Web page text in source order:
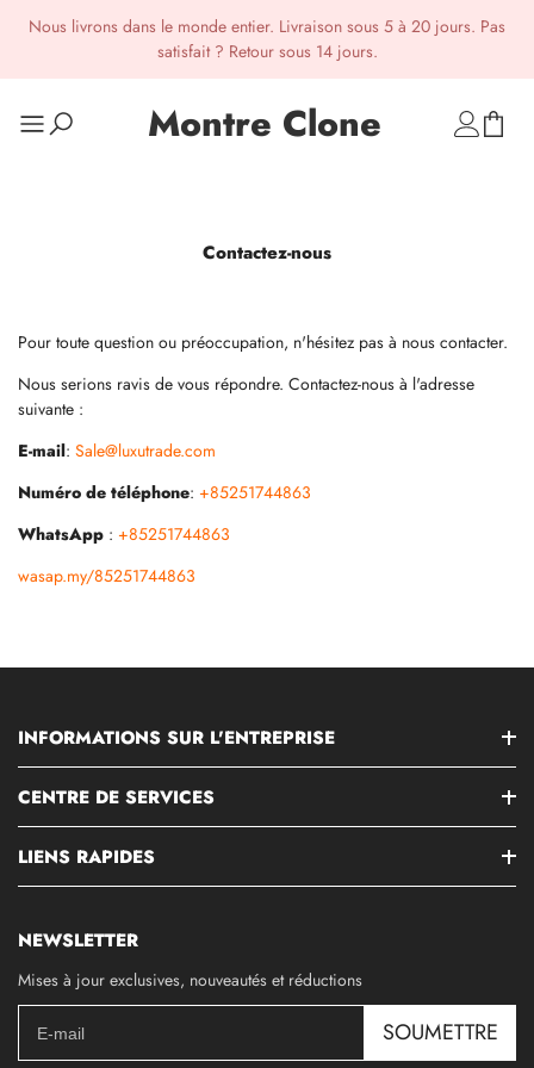
Nous livrons dans le monde entier. Livraison sous 5 à 20 jours. Pas
satisfait ? Retour sous 14 jours.
Montre Clone
Contactez-nous
Pour toute question ou préoccupation, n'hésitez pas à nous contacter.
Nous serions ravis de vous répondre. Contactez-nous à l'adresse
suivante :
E-mail: Sale@luxutrade.com
Numéro de téléphone: +85251744863
WhatsApp : +85251744863
wasap.my/85251744863
INFORMATIONS SUR L'ENTREPRISE
CENTRE DE SERVICES
LIENS RAPIDES
NEWSLETTER
Mises à jour exclusives, nouveautés et réductions
SOUMETTRE